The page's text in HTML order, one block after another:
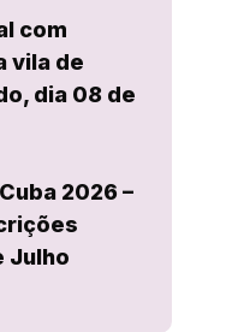
com
vila de
dia 08 de
2026 –
Julho